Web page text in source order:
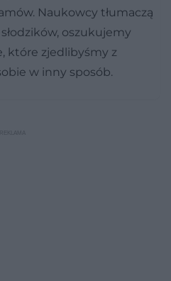
Naukowcy tłumaczą
oszukujemy
które zjedlibyśmy z
w inny sposób.